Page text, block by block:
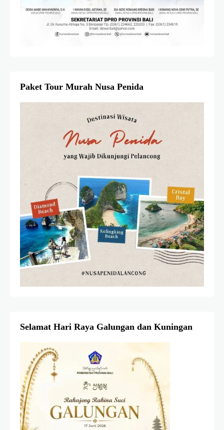
Paket Tour Murah Nusa Penida
Selamat Hari Raya Galungan dan Kuningan